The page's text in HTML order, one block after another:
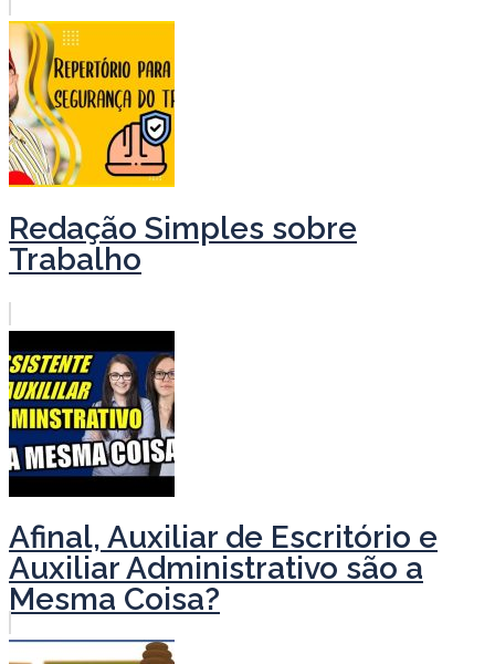
Redação Simples sobre
Trabalho
Afinal, Auxiliar de Escritório e
Auxiliar Administrativo são a
Mesma Coisa?